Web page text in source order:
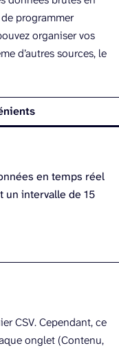
programmer
organiser vos
d’autres sources, le
en temps réel
un intervalle de 15
CSV. Cependant, ce
onglet (Contenu,